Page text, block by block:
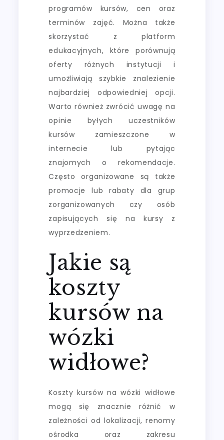
programów kursów, cen oraz
terminów zajęć. Można także
skorzystać z platform
edukacyjnych, które porównują
oferty różnych instytucji i
umożliwiają szybkie znalezienie
najbardziej odpowiedniej opcji.
Warto również zwrócić uwagę na
opinie byłych uczestników
kursów zamieszczone w
internecie lub pytając
znajomych o rekomendacje.
Często organizowane są także
promocje lub rabaty dla grup
zorganizowanych czy osób
zapisujących się na kursy z
wyprzedzeniem.
Jakie są
koszty
kursów na
wózki
widłowe?
Koszty kursów na wózki widłowe
mogą się znacznie różnić w
zależności od lokalizacji, renomy
ośrodka oraz zakresu